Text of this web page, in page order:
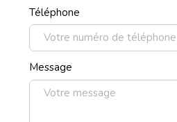
Téléphone
Message